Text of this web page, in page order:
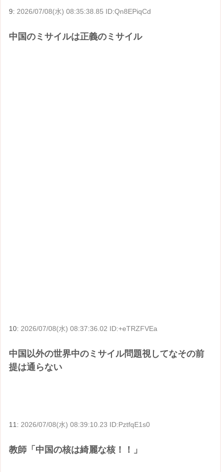
9: 2026/07/08(水) 08:35:38.85 ID:Qn8EPiqCd
中国のミサイルは正義のミサイル
10: 2026/07/08(水) 08:37:36.02 ID:+eTRZFVEa
中国以外の世界中のミサイル問題視してなその前
提は通らない
11: 2026/07/08(水) 08:39:10.23 ID:PztfqE1s0
教師「中国の核は綺麗な核！！」